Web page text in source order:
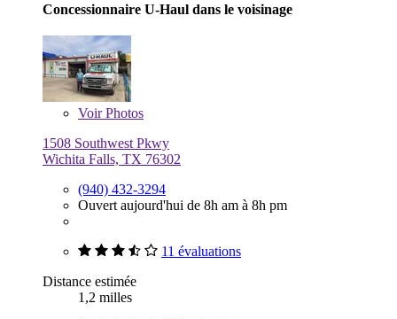
Concessionnaire U-Haul dans le voisinage
VoirPhotos
1508 Southwest Pkwy
Wichita Falls, TX 76302
(940) 432-3294
Ouvert aujourd'hui de 8h am à 8h pm
11 évaluations
Distance estimée
1,2 milles